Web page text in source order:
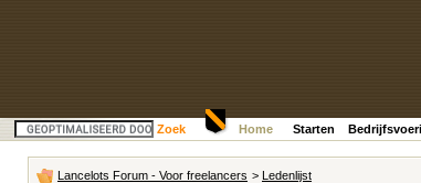
Zoek Home Starten
Lancelots Forum - Voor freelancers > Ledenlijst